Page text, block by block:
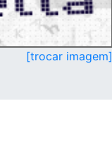
[trocar imagem]